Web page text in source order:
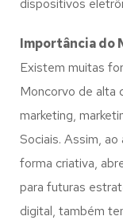
dispositivos
Importância do
Existem muitas
Moncorvo de alta
marketing,
Sociais. Assim,
forma criativa,
para futuras
digital, também